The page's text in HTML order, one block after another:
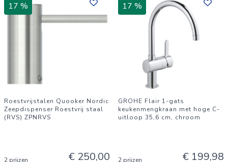
17 %
Roestvrijstalen Quooker Nordic
Zeepdispenser Roestvrij staal
(RVS) ZPNRVS
2 prijzen € 250,00
17 %
GROHE Flair 1-gats
keukenmengkraan met hoge C-
uitloop 35,6 cm, chroom
2 prijzen € 199,98